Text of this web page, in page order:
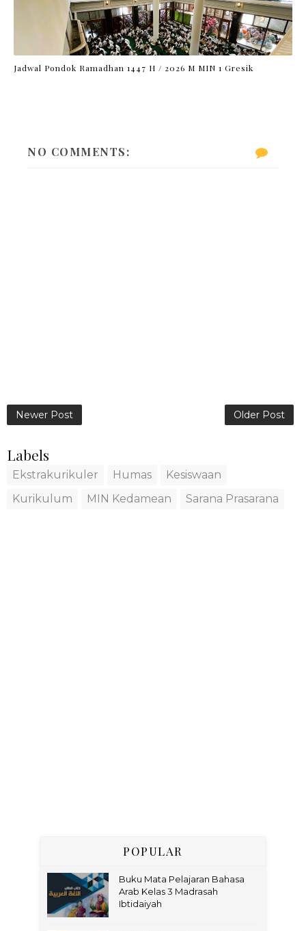
Jadwal Pondok Ramadhan 1447 H / 2026 M MIN 1 Gresik
NO COMMENTS:
Newer Post Older Post
Labels
Ekstrakurikuler Humas
Kesiswaan
Kurikulum
MIN Kedamean Sarana Prasarana
POPULAR
Buku Mata Pelajaran Bahasa
Arab Kelas 3 Madrasah
Ibtidaiyah